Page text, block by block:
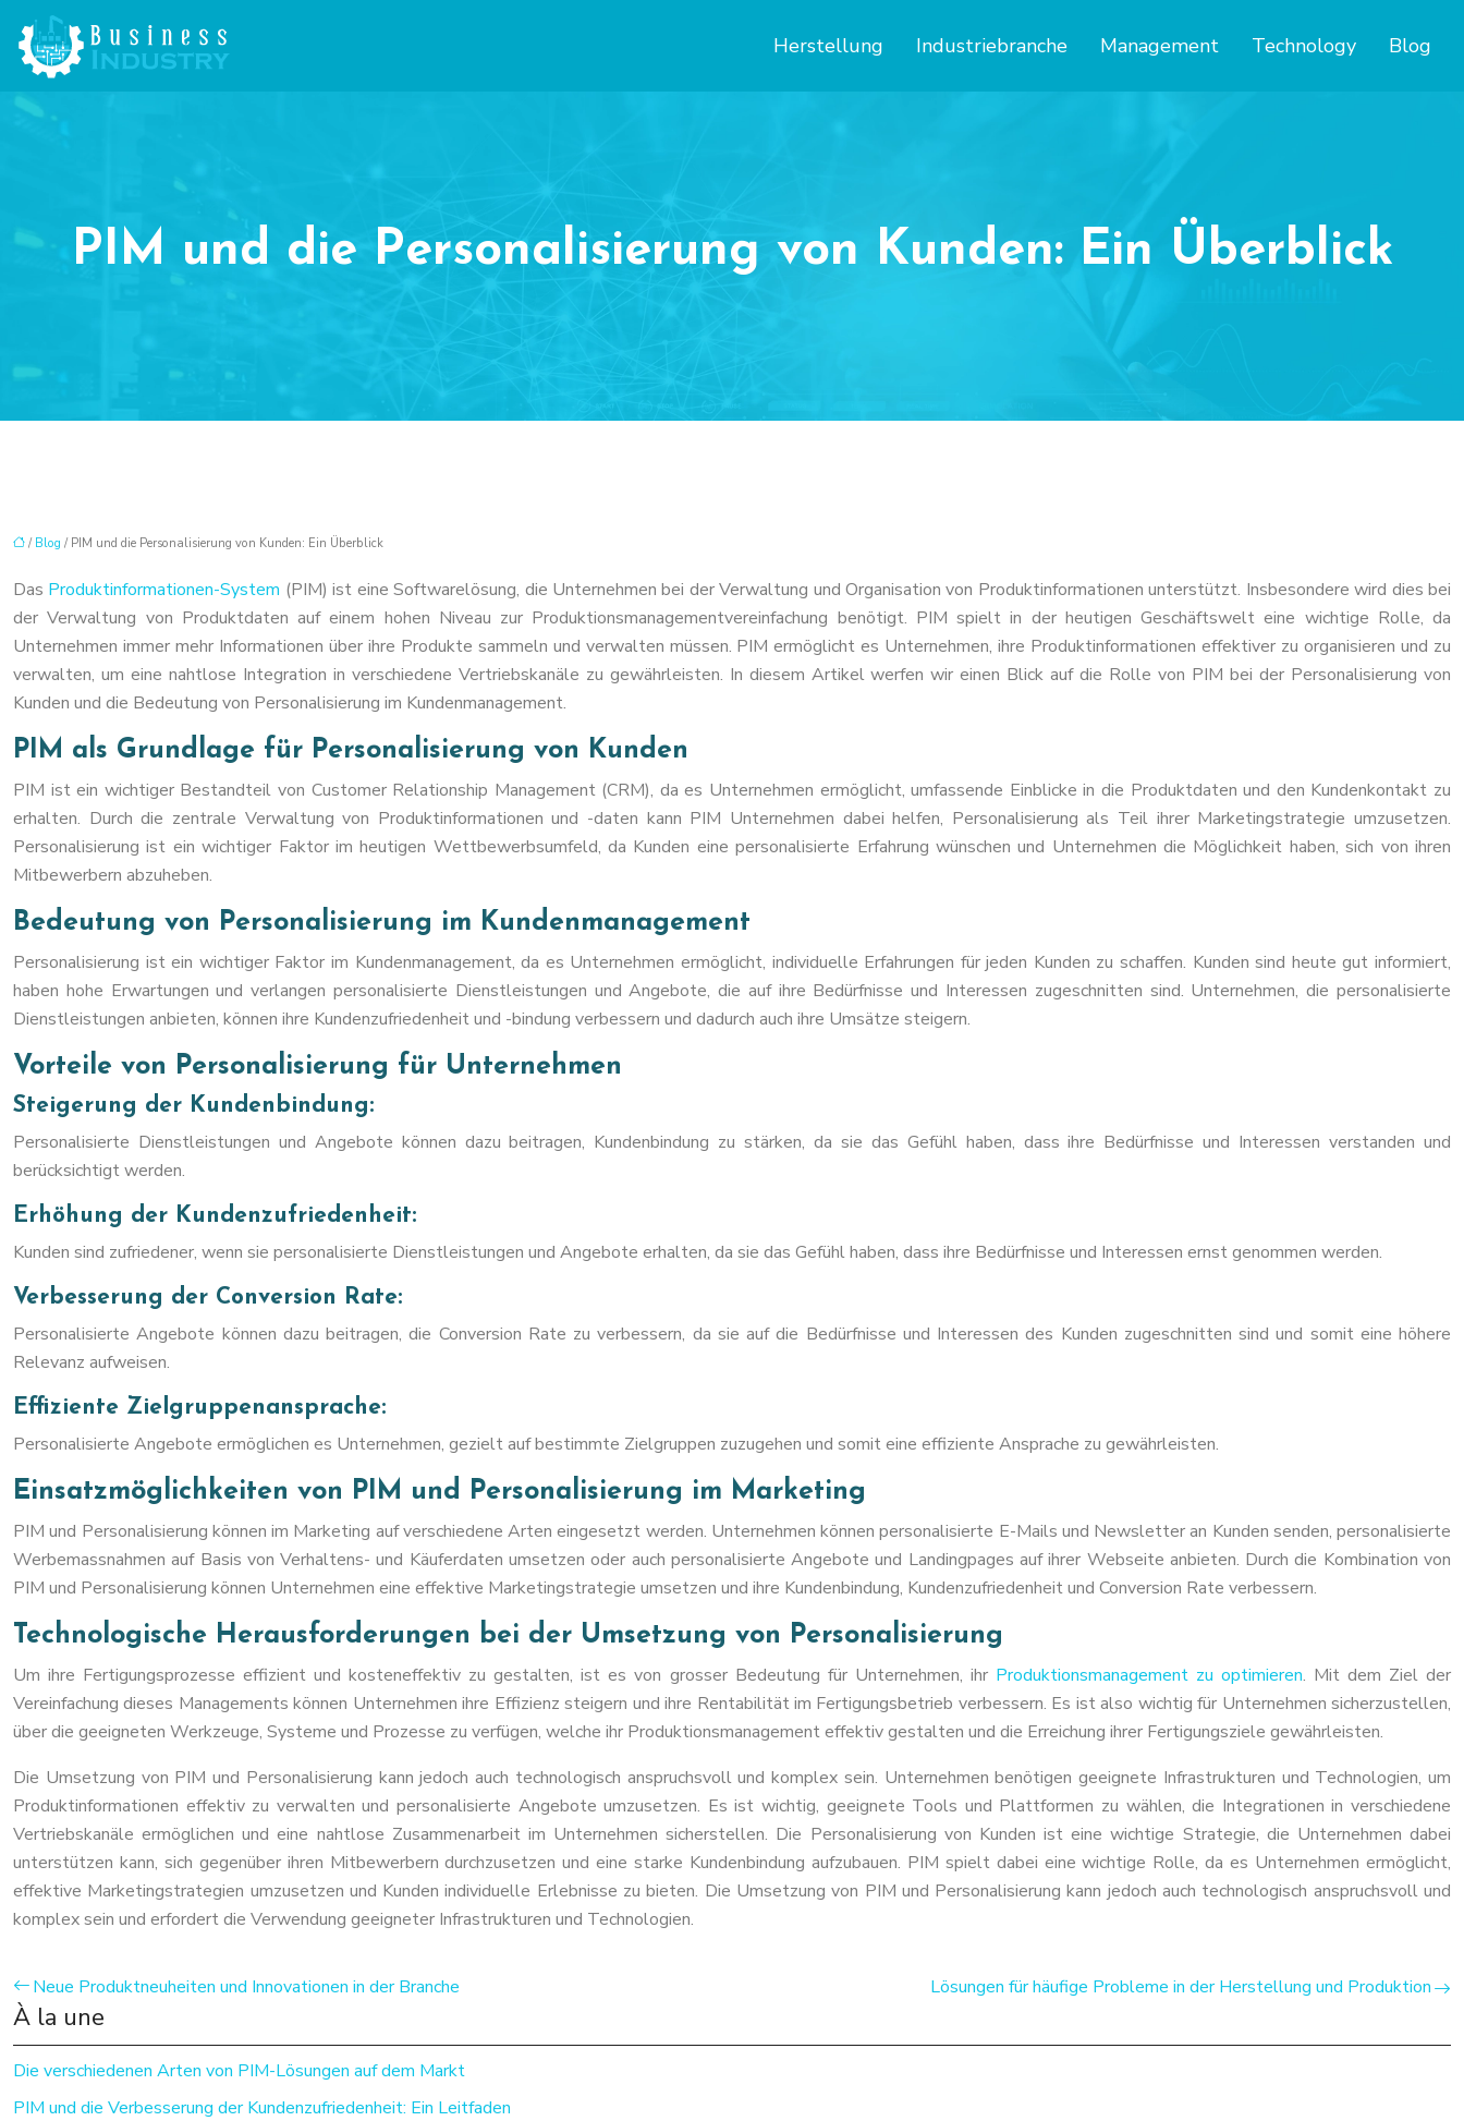
Herstellung Industriebranche Management Technology Blog
PIM und die Personalisierung von Kunden: Ein Überblick
/ Blog / PIM und die Personalisierung von Kunden: Ein Überblick
Das Produktinformationen-System (PIM) ist eine Softwarelösung, die Unternehmen bei der Verwaltung und Organisation von Produktinformationen unterstützt. Insbesondere wird dies bei
der Verwaltung von Produktdaten auf einem hohen Niveau zur Produktionsmanagementvereinfachung benötigt. PIM spielt in der heutigen Geschäftswelt eine wichtige Rolle, da
Unternehmen immer mehr Informationen über ihre Produkte sammeln und verwalten müssen. PIM ermöglicht es Unternehmen, ihre Produktinformationen effektiver zu organisieren und zu
verwalten, um eine nahtlose Integration in verschiedene Vertriebskanäle zu gewährleisten. In diesem Artikel werfen wir einen Blick auf die Rolle von PIM bei der Personalisierung von
Kunden und die Bedeutung von Personalisierung im Kundenmanagement.
PIM als Grundlage für Personalisierung von Kunden
PIM ist ein wichtiger Bestandteil von Customer Relationship Management (CRM), da es Unternehmen ermöglicht, umfassende Einblicke in die Produktdaten und den Kundenkontakt zu
erhalten. Durch die zentrale Verwaltung von Produktinformationen und -daten kann PIM Unternehmen dabei helfen, Personalisierung als Teil ihrer Marketingstrategie umzusetzen.
Personalisierung ist ein wichtiger Faktor im heutigen Wettbewerbsumfeld, da Kunden eine personalisierte Erfahrung wünschen und Unternehmen die Möglichkeit haben, sich von ihren
Mitbewerbern abzuheben.
Bedeutung von Personalisierung im Kundenmanagement
Personalisierung ist ein wichtiger Faktor im Kundenmanagement, da es Unternehmen ermöglicht, individuelle Erfahrungen für jeden Kunden zu schaffen. Kunden sind heute gut informiert,
haben hohe Erwartungen und verlangen personalisierte Dienstleistungen und Angebote, die auf ihre Bedürfnisse und Interessen zugeschnitten sind. Unternehmen, die personalisierte
Dienstleistungen anbieten, können ihre Kundenzufriedenheit und -bindung verbessern und dadurch auch ihre Umsätze steigern.
Vorteile von Personalisierung für Unternehmen
Steigerung der Kundenbindung:
Personalisierte Dienstleistungen und Angebote können dazu beitragen, Kundenbindung zu stärken, da sie das Gefühl haben, dass ihre Bedürfnisse und Interessen verstanden und
berücksichtigt werden.
Erhöhung der Kundenzufriedenheit:
Kunden sind zufriedener, wenn sie personalisierte Dienstleistungen und Angebote erhalten, da sie das Gefühl haben, dass ihre Bedürfnisse und Interessen ernst genommen werden.
Verbesserung der Conversion Rate:
Personalisierte Angebote können dazu beitragen, die Conversion Rate zu verbessern, da sie auf die Bedürfnisse und Interessen des Kunden zugeschnitten sind und somit eine höhere
Relevanz aufweisen.
Effiziente Zielgruppenansprache:
Personalisierte Angebote ermöglichen es Unternehmen, gezielt auf bestimmte Zielgruppen zuzugehen und somit eine effiziente Ansprache zu gewährleisten.
Einsatzmöglichkeiten von PIM und Personalisierung im Marketing
PIM und Personalisierung können im Marketing auf verschiedene Arten eingesetzt werden. Unternehmen können personalisierte E-Mails und Newsletter an Kunden senden, personalisierte
Werbemassnahmen auf Basis von Verhaltens- und Käuferdaten umsetzen oder auch personalisierte Angebote und Landingpages auf ihrer Webseite anbieten. Durch die Kombination von
PIM und Personalisierung können Unternehmen eine effektive Marketingstrategie umsetzen und ihre Kundenbindung, Kundenzufriedenheit und Conversion Rate verbessern.
Technologische Herausforderungen bei der Umsetzung von Personalisierung
Um ihre Fertigungsprozesse effizient und kosteneffektiv zu gestalten, ist es von grosser Bedeutung für Unternehmen, ihr Produktionsmanagement zu optimieren. Mit dem Ziel der
Vereinfachung dieses Managements können Unternehmen ihre Effizienz steigern und ihre Rentabilität im Fertigungsbetrieb verbessern. Es ist also wichtig für Unternehmen sicherzustellen,
über die geeigneten Werkzeuge, Systeme und Prozesse zu verfügen, welche ihr Produktionsmanagement effektiv gestalten und die Erreichung ihrer Fertigungsziele gewährleisten.
Die Umsetzung von PIM und Personalisierung kann jedoch auch technologisch anspruchsvoll und komplex sein. Unternehmen benötigen geeignete Infrastrukturen und Technologien, um
Produktinformationen effektiv zu verwalten und personalisierte Angebote umzusetzen. Es ist wichtig, geeignete Tools und Plattformen zu wählen, die Integrationen in verschiedene
Vertriebskanäle ermöglichen und eine nahtlose Zusammenarbeit im Unternehmen sicherstellen. Die Personalisierung von Kunden ist eine wichtige Strategie, die Unternehmen dabei
unterstützen kann, sich gegenüber ihren Mitbewerbern durchzusetzen und eine starke Kundenbindung aufzubauen. PIM spielt dabei eine wichtige Rolle, da es Unternehmen ermöglicht,
effektive Marketingstrategien umzusetzen und Kunden individuelle Erlebnisse zu bieten. Die Umsetzung von PIM und Personalisierung kann jedoch auch technologisch anspruchsvoll und
komplex sein und erfordert die Verwendung geeigneter Infrastrukturen und Technologien.
Neue Produktneuheiten und Innovationen in der Branche Lösungen für häufige Probleme in der Herstellung und Produktion
À la une
Die verschiedenen Arten von PIM-Lösungen auf dem Markt
PIM und die Verbesserung der Kundenzufriedenheit: Ein Leitfaden